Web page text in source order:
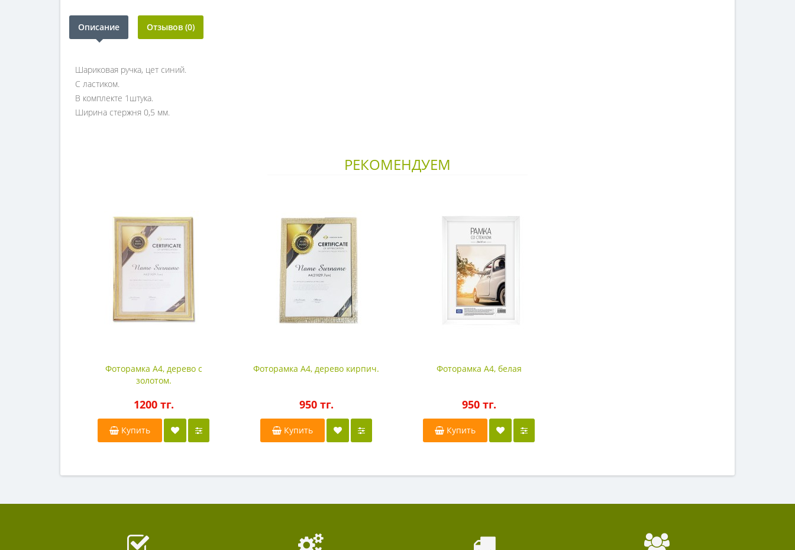
Описание Отзывов (0)
Шариковая ручка, цет синий.
С ластиком.
В комплекте 1штука.
Ширина стержня 0,5 мм.
РЕКОМЕНДУЕМ
Фоторамка А4, дерево с
золотом.
1200 тг.
Купить
Фоторамка А4, дерево кирпич.
950 тг.
Купить
Фоторамка А4, белая
950 тг.
Купить